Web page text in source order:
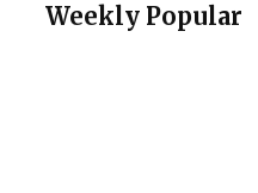
Weekly Popular